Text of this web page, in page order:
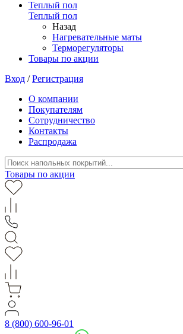
Теплый пол
Теплый пол
Назад
Нагревательные маты
Терморегуляторы
Товары по акции
Вход /Регистрация
О компании
Покупателям
Сотрудничество
Контакты
Распродажа
Товары по акции
8 (800) 600-96-01